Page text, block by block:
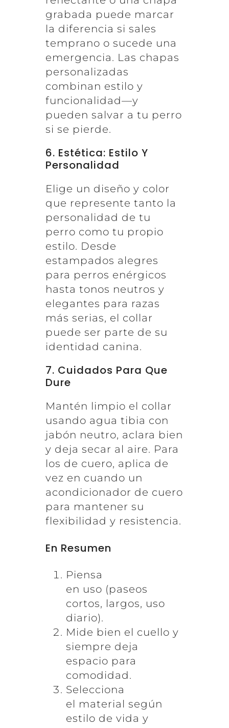
grabada puede marcar
la diferencia si sales
temprano o sucede una
emergencia. Las chapas
personalizadas
combinan estilo y
funcionalidad—y
pueden salvar a tu perro
si se pierde.
6. Estética: Estilo Y
Personalidad
Elige un diseño y color
que represente tanto la
personalidad de tu
perro como tu propio
estilo. Desde
estampados alegres
para perros enérgicos
hasta tonos neutros y
elegantes para razas
más serias, el collar
puede ser parte de su
identidad canina.
7. Cuidados Para Que
Dure
Mantén limpio el collar
usando agua tibia con
jabón neutro, aclara bien
y deja secar al aire. Para
los de cuero, aplica de
vez en cuando un
acondicionador de cuero
para mantener su
flexibilidad y resistencia.
En Resumen
Piensa
en uso (paseos
cortos, largos, uso
diario).
Mide bien el cuello y
siempre deja
espacio para
comodidad.
Selecciona
el material según
estilo de vida y